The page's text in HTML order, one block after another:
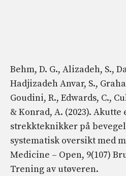
Behm, D. G., Alizadeh, S.,
Hadjizadeh Anvar, S.,
Goudini, R., Edwards, C.,
& Konrad, A. (2023).
strekkteknikker på
systematisk oversikt med
Medicine – Open, 9(107)
Trening av utøveren.